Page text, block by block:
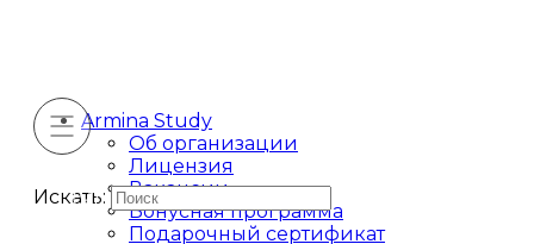
Armina Study
Об организации
Лицензия
Вакансии
Бонусная программа
Подарочный сертификат
Искать: